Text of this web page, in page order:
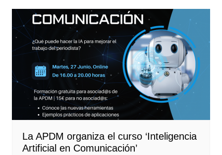
La APDM organiza el curso ‘Inteligencia
Artificial en Comunicación’